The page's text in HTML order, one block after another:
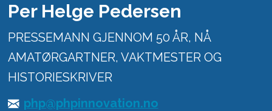
Per Helge Pedersen
PRESSEMANN GJENNOM 50 ÅR, NÅ
AMATØRGARTNER, VAKTMESTER OG
HISTORIESKRIVER
php@phpinnovation.no